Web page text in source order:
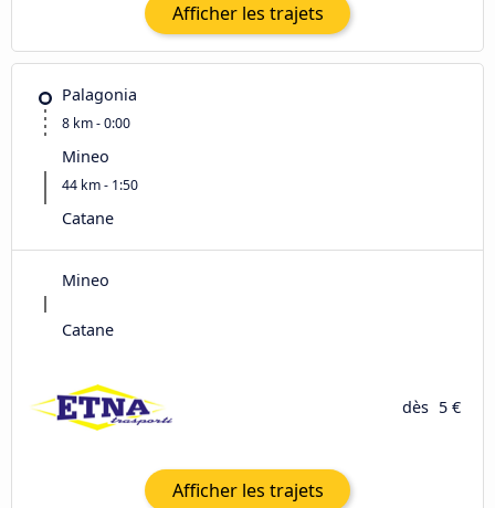
Afficher les trajets
Palagonia
8 km - 0:00
Mineo
44 km - 1:50
Catane
Mineo
Catane
dès 5 €
Afficher les trajets